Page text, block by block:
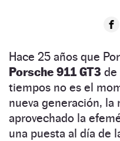
Hace 25 años que
Porsche 911 GT3 de
tiempos no es el
nueva generación, la
aprovechado la
una puesta al día de